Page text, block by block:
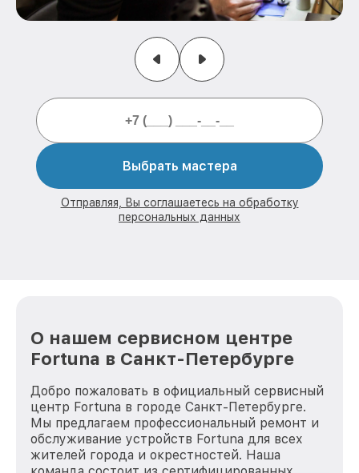
Выбрать мастера
Отправляя, Вы соглашаетесь на обработку
персональных данных
О нашем сервисном центре
Fortuna в Санкт-Петербурге
Добро пожаловать в официальный сервисный
центр Fortuna в городе Санкт-Петербурге.
Мы предлагаем профессиональный ремонт и
обслуживание устройств Fortuna для всех
жителей города и окрестностей. Наша